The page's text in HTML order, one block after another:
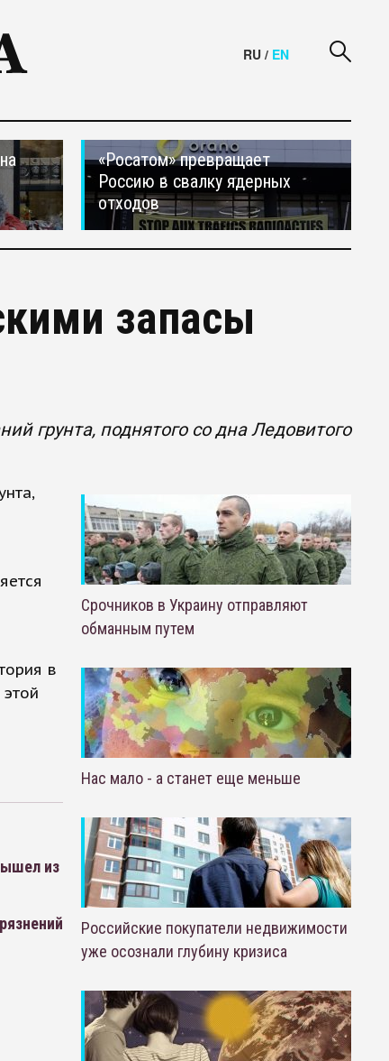
RU / EN
«Росатом» превращает
Россию в свалку ядерных
отходов
запасы
грунта, поднятого со дна Ледовитого
в
из
Срочников в Украину отправляют
обманным путем
Нас мало - а станет еще меньше
Российские покупатели недвижимости
уже осознали глубину кризиса